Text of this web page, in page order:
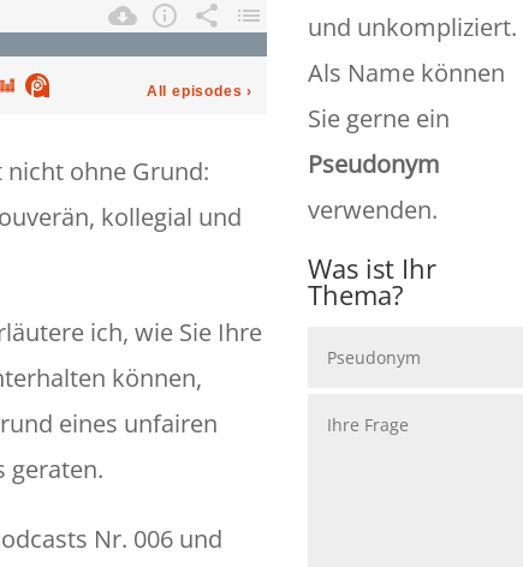
nicht ohne Grund:
kollegial und
ich, wie Sie Ihre
können,
eines unfairen
geraten.
Nr. 006 und
und unkompliziert.
Als Name können
Sie gerne ein
Pseudonym
verwenden.
Was ist Ihr
Thema?